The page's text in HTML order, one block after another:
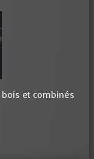
et combinés